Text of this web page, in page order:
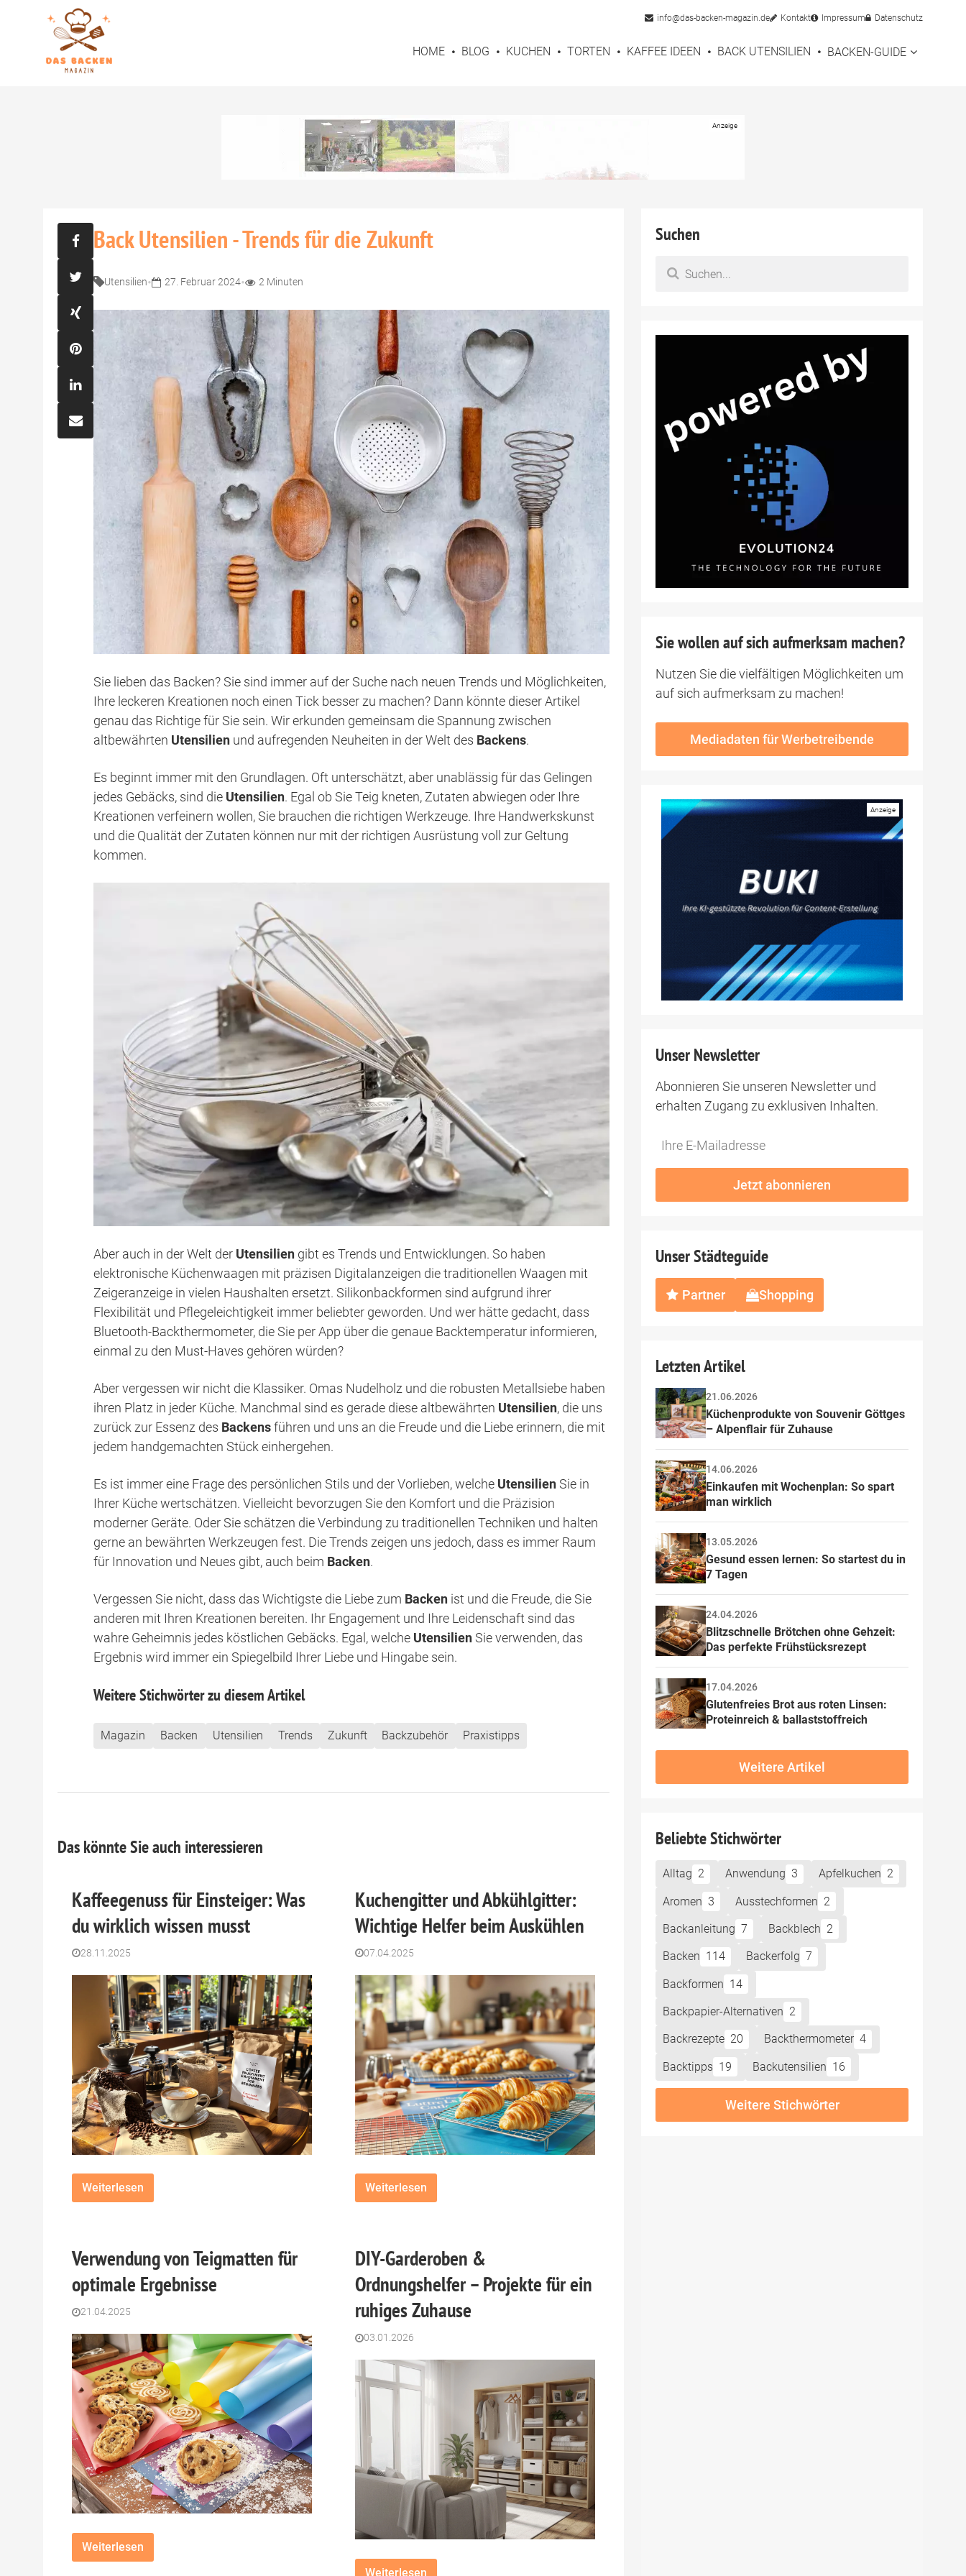
info@das-backen-magazin.de Kontakt Impressum Datenschutz
HOME BLOG KUCHEN TORTEN KAFFEE IDEEN BACK UTENSILIEN BACKEN-GUIDE
Back Utensilien - Trends für die Zukunft
Utensilien• 27. Februar 2024• 2 Minuten
Sie lieben das Backen? Sie sind immer auf der Suche nach neuen Trends und Möglichkeiten,
Ihre leckeren Kreationen noch einen Tick besser zu machen? Dann könnte dieser Artikel
genau das Richtige für Sie sein. Wir erkunden gemeinsam die Spannung zwischen
altbewährten Utensilien und aufregenden Neuheiten in der Welt des Backens.
Es beginnt immer mit den Grundlagen. Oft unterschätzt, aber unablässig für das Gelingen
jedes Gebäcks, sind die Utensilien. Egal ob Sie Teig kneten, Zutaten abwiegen oder Ihre
Kreationen verfeinern wollen, Sie brauchen die richtigen Werkzeuge. Ihre Handwerkskunst
und die Qualität der Zutaten können nur mit der richtigen Ausrüstung voll zur Geltung
kommen.
Aber auch in der Welt der Utensilien gibt es Trends und Entwicklungen. So haben
elektronische Küchenwaagen mit präzisen Digitalanzeigen die traditionellen Waagen mit
Zeigeranzeige in vielen Haushalten ersetzt. Silikonbackformen sind aufgrund ihrer
Flexibilität und Pflegeleichtigkeit immer beliebter geworden. Und wer hätte gedacht, dass
Bluetooth-Backthermometer, die Sie per App über die genaue Backtemperatur informieren,
einmal zu den Must-Haves gehören würden?
Aber vergessen wir nicht die Klassiker. Omas Nudelholz und die robusten Metallsiebe haben
ihren Platz in jeder Küche. Manchmal sind es gerade diese altbewährten Utensilien, die uns
zurück zur Essenz des Backensführen und uns an die Freude und die Liebe erinnern, die mit
jedem handgemachten Stück einhergehen.
Es ist immer eine Frage des persönlichen Stils und der Vorlieben, welche UtensilienSie in
Ihrer Küche wertschätzen. Vielleicht bevorzugen Sie den Komfort und die Präzision
moderner Geräte. Oder Sie schätzen die Verbindung zu traditionellen Techniken und halten
gerne an bewährten Werkzeugen fest. Die Trends zeigen uns jedoch, dass es immer Raum
für Innovation und Neues gibt, auch beim Backen.
Vergessen Sie nicht, dass das Wichtigste die Liebe zum Backen ist und die Freude, die Sie
anderen mit Ihren Kreationen bereiten. Ihr Engagement und Ihre Leidenschaft sind das
wahre Geheimnis jedes köstlichen Gebäcks. Egal, welche UtensilienSie verwenden, das
Ergebnis wird immer ein Spiegelbild Ihrer Liebe und Hingabe sein.
Weitere Stichwörter zu diesem Artikel
Magazin Backen Utensilien Trends Zukunft Backzubehör Praxistipps
Das könnte Sie auch interessieren
Kaffeegenuss für Einsteiger: Was
du wirklich wissen musst
28.11.2025
Weiterlesen
Kuchengitter und Abkühlgitter:
Wichtige Helfer beim Auskühlen
07.04.2025
Weiterlesen
Verwendung von Teigmatten für
optimale Ergebnisse
21.04.2025
Weiterlesen
DIY-Garderoben &
Ordnungshelfer – Projekte für ein
ruhiges Zuhause
03.01.2026
Weiterlesen
Suchen
Sie wollen auf sich aufmerksam machen?
Nutzen Sie die vielfältigen Möglichkeiten um
auf sich aufmerksam zu machen!
Mediadaten für Werbetreibende
Unser Newsletter
Abonnieren Sie unseren Newsletter und
erhalten Zugang zu exklusiven Inhalten.
Do
this
*Ihre
Jetzt abonnieren
Unser Städteguide
Partner Shopping
Letzten Artikel
21.06.2026
Küchenprodukte von Souvenir Göttges
– Alpenflair für Zuhause
14.06.2026
Einkaufen mit Wochenplan: So spart
man wirklich
13.05.2026
Gesund essen lernen: So startest du in
7 Tagen
24.04.2026
Blitzschnelle Brötchen ohne Gehzeit:
Das perfekte Frühstücksrezept
17.04.2026
Glutenfreies Brot aus roten Linsen:
Proteinreich & ballaststoffreich
Weitere Artikel
Beliebte Stichwörter
Alltag 2 Anwendung 3 Apfelkuchen 2
Aromen 3 Ausstechformen 2
Backanleitung 7 Backblech 2
Backen 114 Backerfolg 7
Backformen 14
Backpapier-Alternativen 2
Backrezepte 20 Backthermometer 4
Backtipps 19 Backutensilien 16
Weitere Stichwörter